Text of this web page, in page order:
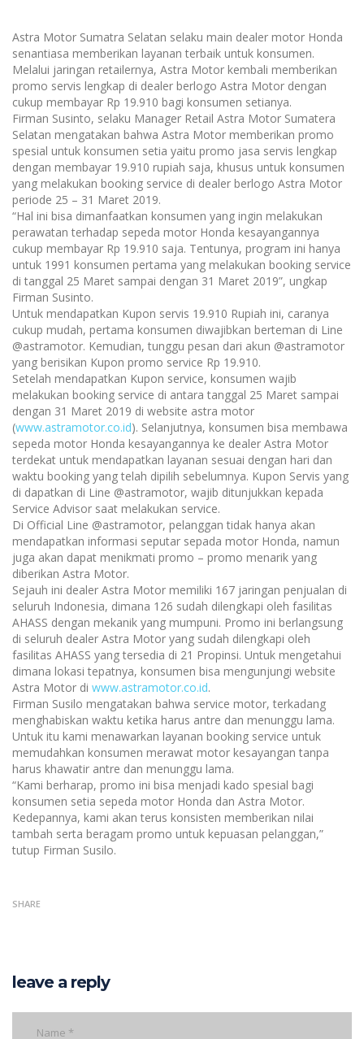
Astra Motor Sumatra Selatan selaku main dealer motor Honda
senantiasa memberikan layanan terbaik untuk konsumen.
Melalui jaringan retailernya, Astra Motor kembali memberikan
promo servis lengkap di dealer berlogo Astra Motor dengan
cukup membayar Rp 19.910 bagi konsumen setianya.
Firman Susinto, selaku Manager Retail Astra Motor Sumatera
Selatan mengatakan bahwa Astra Motor memberikan promo
spesial untuk konsumen setia yaitu promo jasa servis lengkap
dengan membayar 19.910 rupiah saja, khusus untuk konsumen
yang melakukan booking service di dealer berlogo Astra Motor
periode 25 – 31 Maret 2019.
“Hal ini bisa dimanfaatkan konsumen yang ingin melakukan
perawatan terhadap sepeda motor Honda kesayangannya
cukup membayar Rp 19.910 saja. Tentunya, program ini hanya
untuk 1991 konsumen pertama yang melakukan booking service
di tanggal 25 Maret sampai dengan 31 Maret 2019”, ungkap
Firman Susinto.
Untuk mendapatkan Kupon servis 19.910 Rupiah ini, caranya
cukup mudah, pertama konsumen diwajibkan berteman di Line
@astramotor. Kemudian, tunggu pesan dari akun @astramotor
yang berisikan Kupon promo service Rp 19.910.
Setelah mendapatkan Kupon service, konsumen wajib
melakukan booking service di antara tanggal 25 Maret sampai
dengan 31 Maret 2019 di website astra motor
(www.astramotor.co.id). Selanjutnya, konsumen bisa membawa
sepeda motor Honda kesayangannya ke dealer Astra Motor
terdekat untuk mendapatkan layanan sesuai dengan hari dan
waktu booking yang telah dipilih sebelumnya. Kupon Servis yang
di dapatkan di Line @astramotor, wajib ditunjukkan kepada
Service Advisor saat melakukan service.
Di Official Line @astramotor, pelanggan tidak hanya akan
mendapatkan informasi seputar sepada motor Honda, namun
juga akan dapat menikmati promo – promo menarik yang
diberikan Astra Motor.
Sejauh ini dealer Astra Motor memiliki 167 jaringan penjualan di
seluruh Indonesia, dimana 126 sudah dilengkapi oleh fasilitas
AHASS dengan mekanik yang mumpuni. Promo ini berlangsung
di seluruh dealer Astra Motor yang sudah dilengkapi oleh
fasilitas AHASS yang tersedia di 21 Propinsi. Untuk mengetahui
dimana lokasi tepatnya, konsumen bisa mengunjungi website
Astra Motor di www.astramotor.co.id.
Firman Susilo mengatakan bahwa service motor, terkadang
menghabiskan waktu ketika harus antre dan menunggu lama.
Untuk itu kami menawarkan layanan booking service untuk
memudahkan konsumen merawat motor kesayangan tanpa
harus khawatir antre dan menunggu lama.
“Kami berharap, promo ini bisa menjadi kado spesial bagi
konsumen setia sepeda motor Honda dan Astra Motor.
Kedepannya, kami akan terus konsisten memberikan nilai
tambah serta beragam promo untuk kepuasan pelanggan,”
tutup Firman Susilo.
SHARE
leave a reply